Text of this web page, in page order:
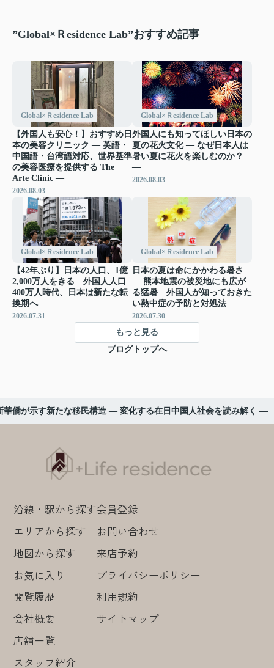
”Global×Ｒesidence Lab”おすすめ記事
Global×Ｒesidence Lab
【外国人も安心！】おすすめ日
本の美容クリニック ― 英語・
中国語・台湾語対応、世界基準
の美容医療を提供する The
Arte Clinic ―
2026.08.03
Global×Ｒesidence Lab
外国人にも知ってほしい日本の
夏の花火文化 ― なぜ日本人は
暑い夏に花火を楽しむのか？
―
2026.08.03
Global×Ｒesidence Lab
【42年ぶり】日本の人口、1億
2,000万人をきる―外国人人口
400万人時代、日本は新たな転
換期へ
2026.07.31
Global×Ｒesidence Lab
日本の夏は命にかかわる暑さ
― 熊本地震の被災地にも広が
る猛暑 外国人が知っておきた
い熱中症の予防と対処法 ―
2026.07.30
もっと見る
ブログトップへ
華僑が示す新たな移民構造 ― 変化する在日中国人社会を読み解く ―
沿線・駅から探す
エリアから探す
地図から探す
お気に入り
閲覧履歴
会社概要
店舗一覧
スタッフ紹介
会員登録
お問い合わせ
来店予約
プライバシーポリシー
利用規約
サイトマップ